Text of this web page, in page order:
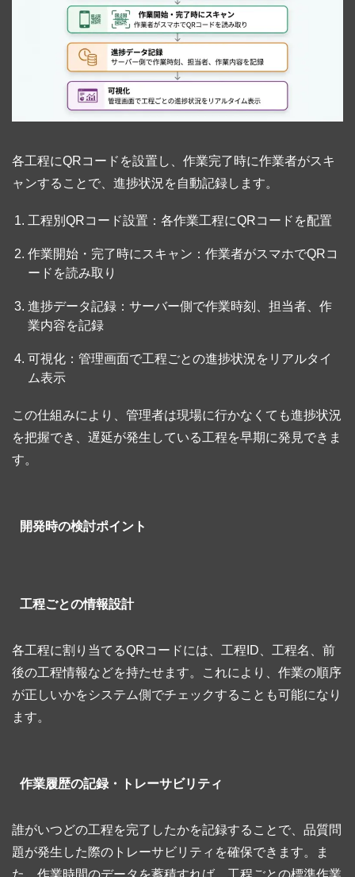
各工程にQRコードを設置し、作業完了時に作業者がスキ
ャンすることで、進捗状況を自動記録します。
工程別QRコード設置：各作業工程にQRコードを配置
作業開始・完了時にスキャン：作業者がスマホでQRコ
ードを読み取り
進捗データ記録：サーバー側で作業時刻、担当者、作
業内容を記録
可視化：管理画面で工程ごとの進捗状況をリアルタイ
ム表示
この仕組みにより、管理者は現場に行かなくても進捗状況
を把握でき、遅延が発生している工程を早期に発見できま
す。
開発時の検討ポイント
工程ごとの情報設計
各工程に割り当てるQRコードには、工程ID、工程名、前
後の工程情報などを持たせます。これにより、作業の順序
が正しいかをシステム側でチェックすることも可能になり
ます。
作業履歴の記録・トレーサビリティ
誰がいつどの工程を完了したかを記録することで、品質問
題が発生した際のトレーサビリティを確保できます。ま